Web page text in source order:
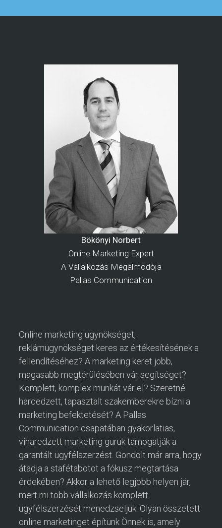
Bökönyi Norbert
Online Marketing Expert
A Vállalkozás Megálmodója
Pallas Communication
Online marketing ügynökséget,
reklámügynökséget keres az értékesítésének a
fellendítéséhez? A marketing keret jobb,
magasabb megtérülésében vár segítséget?
Komplett, komplex munkát vár el? Szeretné
harcedzett, tapasztalt szakemberekre bízni a
marketing befektetését? A Pallas
Communication csapatában gyakorlatias,
viharedzett marketing guruk támogatják a
garantált ügyfélszerzést. Gondolt már arra, hogy
átadja a stafétabotot a fókusz megtartása
érdekében? Akkor a lehető legjobb helyen jár,
mert mi több vállalkozás komplett
ügyfélszerzését menedzseljük. Olyan összetett
online marketinget építünk Önnek is, amely